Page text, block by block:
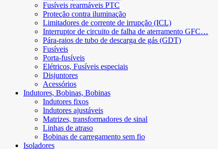
Fusíveis rearmáveis ​​PTC
Proteção contra iluminação
Limitadores de corrente de irrupção (ICL)
Interruptor de circuito de falha de aterramento GFC…
Pára-raios de tubo de descarga de gás (GDT)
Fusíveis
Porta-fusíveis
Elétricos, Fusíveis especiais
Disjuntores
Acessórios
Indutores, Bobinas, Bobinas
Indutores fixos
Indutores ajustáveis
Matrizes, transformadores de sinal
Linhas de atraso
Bobinas de carregamento sem fio
Isoladores